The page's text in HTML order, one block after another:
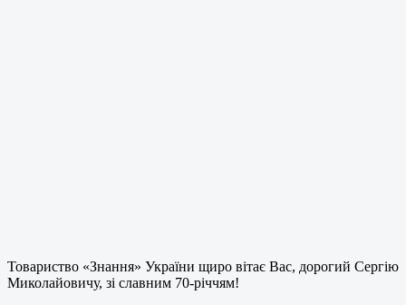
Товариство «Знання» України щиро вітає Вас, дорогий Сергію
Миколайовичу, зі славним 70-річчям!